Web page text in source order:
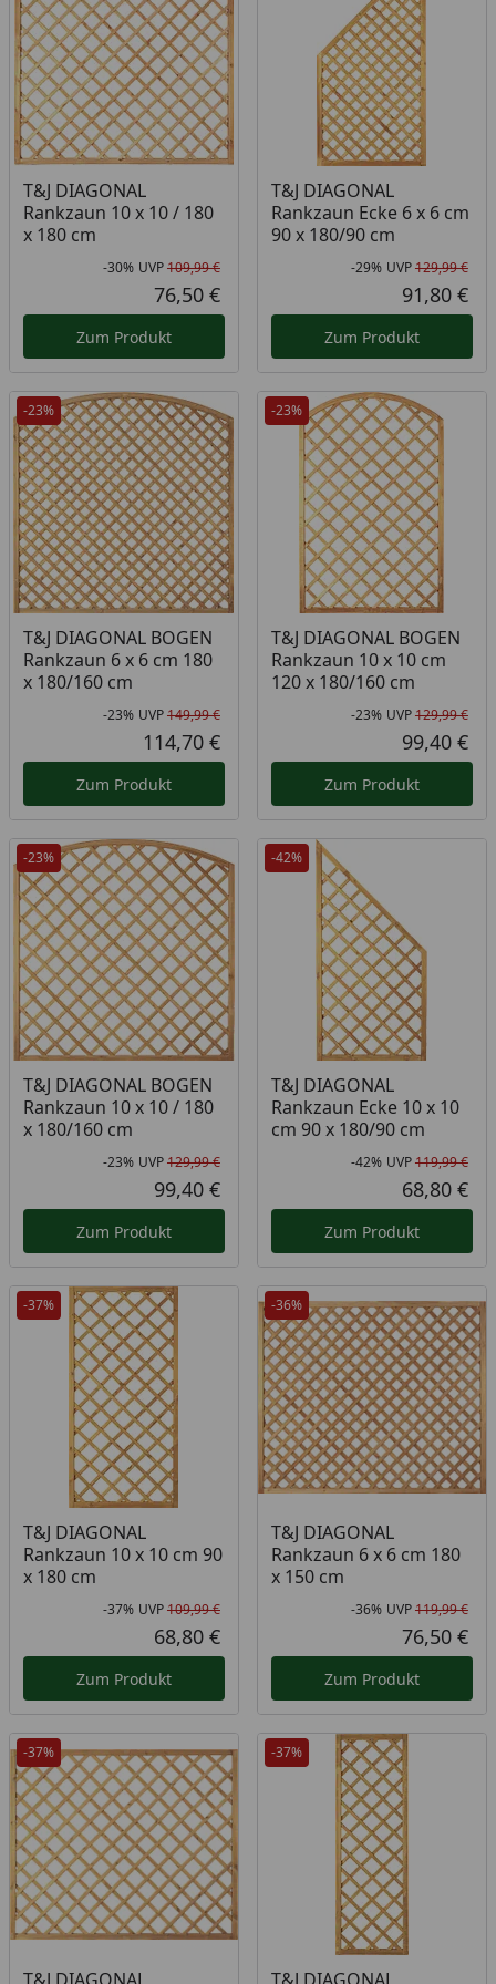
T&J DIAGONAL
Rankzaun 10 x 10 / 180
x 180 cm
Rabatt in Prozent
-30%
Ursprünglicher Preis
UVP109,99 €
Aktueller Preis
76,50 €
Zum Produkt
T&J DIAGONAL
Rankzaun Ecke 6 x 6 cm
90 x 180/90 cm
-29% UVP129,99 €
91,80 €
Zum Produkt
-23%
T&J DIAGONAL BOGEN
Rankzaun 6 x 6 cm 180
x 180/160 cm
Rabatt in Prozent
-23%
Ursprünglicher Preis
UVP149,99 €
Aktueller Preis
114,70 €
Zum Produkt
-23%
T&J DIAGONAL BOGEN
Rankzaun 10 x 10 cm
120 x 180/160 cm
-23% UVP129,99 €
99,40 €
Zum Produkt
-23%
T&J DIAGONAL BOGEN
Rankzaun 10 x 10 / 180
x 180/160 cm
Rabatt in Prozent
-23%
Ursprünglicher Preis
UVP129,99 €
Aktueller Preis
99,40 €
Zum Produkt
-42%
T&J DIAGONAL
Rankzaun Ecke 10 x 10
cm 90 x 180/90 cm
-42% UVP119,99 €
68,80 €
Zum Produkt
-37%
T&J DIAGONAL
Rankzaun 10 x 10 cm 90
x 180 cm
Rabatt in Prozent
-37%
Ursprünglicher Preis
UVP109,99 €
Aktueller Preis
68,80 €
Zum Produkt
-36%
T&J DIAGONAL
Rankzaun 6 x 6 cm 180
x 150 cm
-36% UVP119,99 €
76,50 €
Zum Produkt
-37% -37%